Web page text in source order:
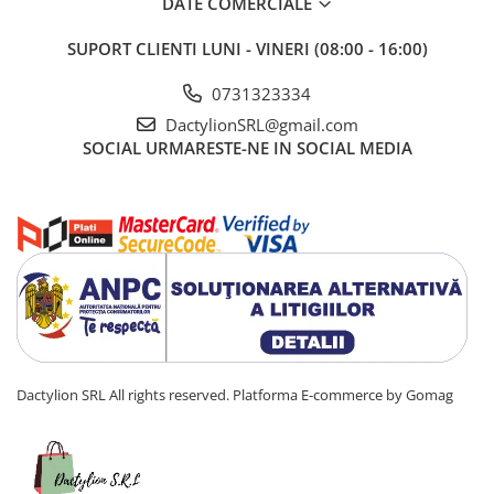
SUPORT CLIENTI LUNI - VINERI (08:00 - 16:00)
0731323334
DactylionSRL@gmail.com
SOCIAL URMARESTE-NE IN SOCIAL MEDIA
Dactylion SRL All rights reserved. Platforma E-commerce by Gomag